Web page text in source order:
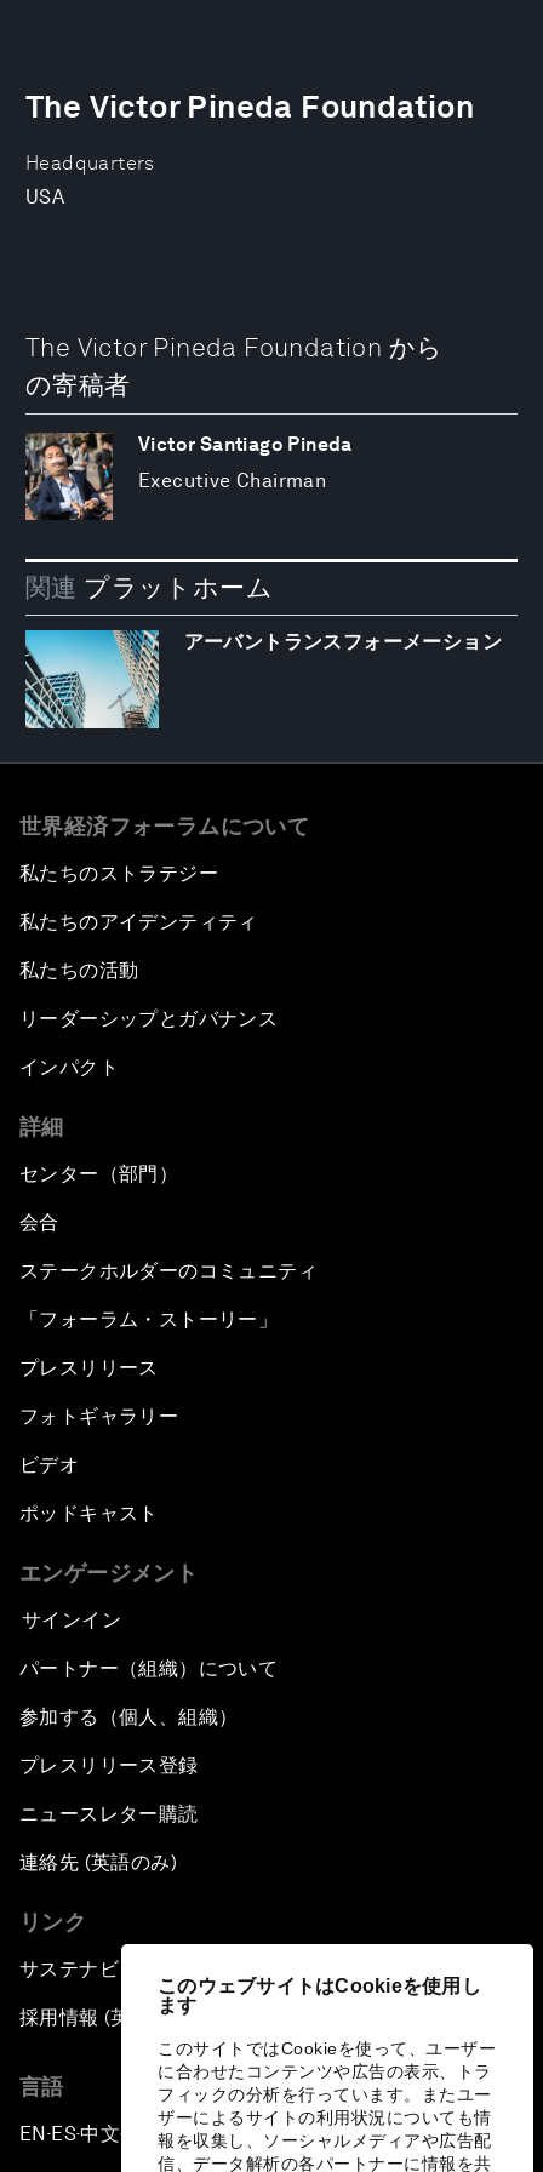
このウェブサイトはCookieを使用し
ます
このサイトではCookieを使って、ユーザー
に合わせたコンテンツや広告の表示、トラ
フィックの分析を行っています。またユー
ザーによるサイトの利用状況についても情
報を収集し、ソーシャルメディアや広告配
信、データ解析の各パートナーに情報を共
Headquarters
USA
The Victor Pineda Foundation
The Victor Pineda Foundation から
の寄稿者
Victor Santiago Pineda
Executive Chairman
関連 プラットホーム
アーバントランスフォーメーション
世界経済フォーラムについて
私たちのストラテジー
私たちのアイデンティティ
私たちの活動
リーダーシップとガバナンス
インパクト
詳細
センター（部門）
会合
ステークホルダーのコミュニティ
「フォーラム・ストーリー」
プレスリリース
フォトギャラリー
ビデオ
ポッドキャスト
エンゲージメント
サインイン
パートナー（組織）について
参加する（個人、組織）
プレスリリース登録
ニュースレター購読
連絡先 (英語のみ)
リンク
サステナビリティへの取り組み
採用情報 (英語のみ)
言語
EN ▪ ES▪中文▪ 日本語